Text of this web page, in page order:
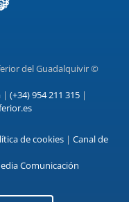
del Guadalquivir ©
| (+34) 954 211 315 |
de cookies| Canal de
Comunicación